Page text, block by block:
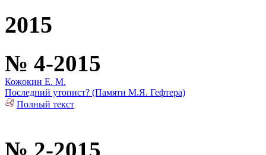
2015
№ 4-2015
Кожокин Е. М.
Последний утопист? (Памяти М.Я. Гефтера)
Полный текст